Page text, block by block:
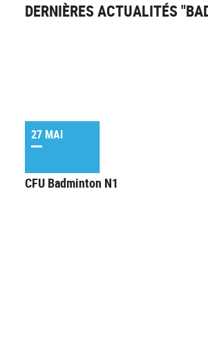
DERNIÈRES ACTUALITÉS
27 MAI
CFU Badminton N1